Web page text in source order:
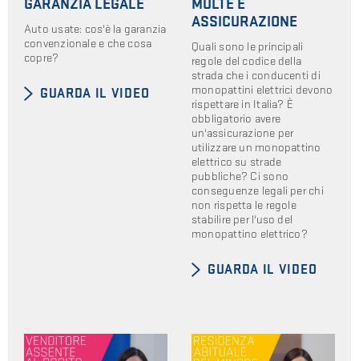
GARANZIA LEGALE
Auto usate: cos'è la garanzia
convenzionale e che cosa
copre?
GUARDA IL VIDEO
MULTE E
ASSICURAZIONE
Quali sono le principali
regole del codice della
strada che i conducenti di
monopattini elettrici devono
rispettare in Italia? È
obbligatorio avere
un'assicurazione per
utilizzare un monopattino
elettrico su strade
pubbliche? Ci sono
conseguenze legali per chi
non rispetta le regole
stabilire per l'uso del
monopattino elettrico?
GUARDA IL VIDEO